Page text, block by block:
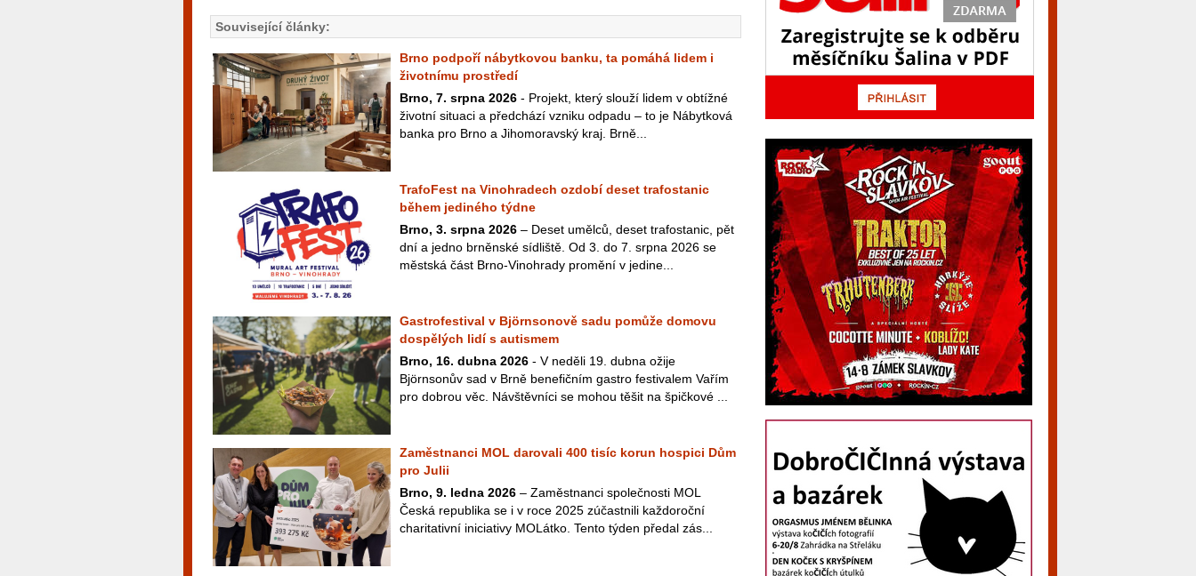
Související články:
Brno podpoří nábytkovou banku, ta pomáhá lidem i
životnímu prostředí
Brno, 7. srpna 2026 - Projekt, který slouží lidem v obtížné
životní situaci a předchází vzniku odpadu – to je Nábytková
banka pro Brno a Jihomoravský kraj. Brně...
TrafoFest na Vinohradech ozdobí deset trafostanic
během jediného týdne
Brno, 3. srpna 2026 – Deset umělců, deset trafostanic, pět
dní a jedno brněnské sídliště. Od 3. do 7. srpna 2026 se
městská část Brno-Vinohrady promění v jedine...
Gastrofestival v Björnsonově sadu pomůže domovu
dospělých lidí s autismem
Brno, 16. dubna 2026 - V neděli 19. dubna ožije
Björnsonův sad v Brně benefičním gastro festivalem Vařím
pro dobrou věc. Návštěvníci se mohou těšit na špičkové ...
Zaměstnanci MOL darovali 400 tisíc korun hospici Dům
pro Julii
Brno, 9. ledna 2026 – Zaměstnanci společnosti MOL
Česká republika se i v roce 2025 zúčastnili každoroční
charitativní iniciativy MOLátko. Tento týden předal zás...